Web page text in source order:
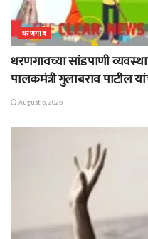
धरणगाव
धरणगावच्या सांडपाणी
पालकमंत्री गुलाबराव पाटील
August 6, 2026